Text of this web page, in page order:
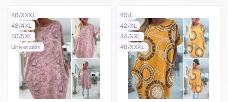
46/XXXL
48/4XL
50/5XL
Univerzální
40/L
42/XL
44/XXL
46/XXXL